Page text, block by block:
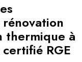
thermique à
RGE